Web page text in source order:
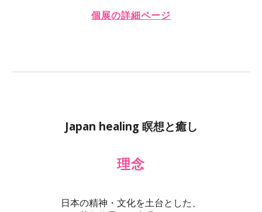
個展の詳細ページ
Japan healing 瞑想と癒し
理念
日本の精神・文化を土台とした、